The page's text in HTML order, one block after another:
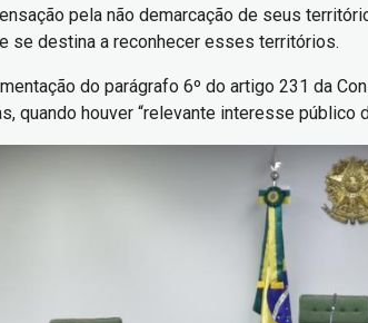
pela não demarcação de seus
se destina a reconhecer esses territórios.
do parágrafo 6º do artigo 231 da
quando houver “relevante interesse público